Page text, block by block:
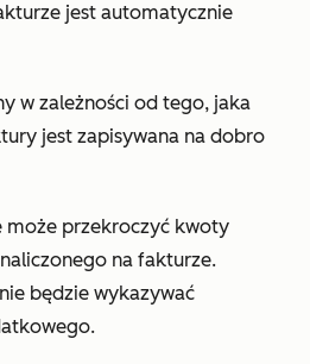
jest automatycznie
w zależności od tego, jaka
jest zapisywana na dobro
może przekroczyć kwoty
na fakturze.
będzie wykazywać